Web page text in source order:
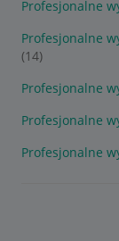
Profesjonalne
Profesjonalne
(14)
Profesjonalne
Profesjonalne
Profesjonalne